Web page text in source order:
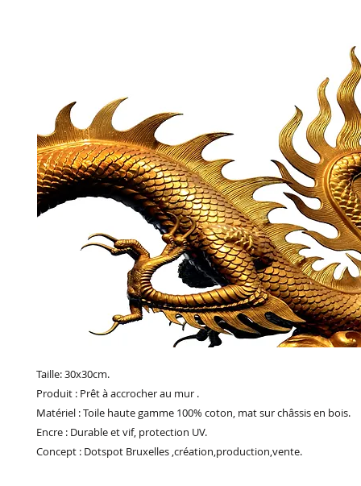
Taille: 30x30cm.
Produit : Prêt à accrocher au mur .
Matériel : Toile haute gamme 100% coton, mat sur châssis en bois.
Encre : Durable et vif, protection UV.
Concept : Dotspot Bruxelles ,création,production,vente.